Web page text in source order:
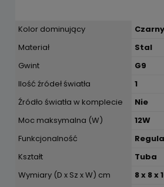
Kolor dominujący
Czarny
Materiał
Stal
Gwint
G9
Ilość źródeł światła
1
Źródło światła w komplecie
Nie
Moc maksymalna (W)
12W
Funkcjonalność
Kształt
Tuba
Wymiary (D x Sz x W) cm
8 x 8 x